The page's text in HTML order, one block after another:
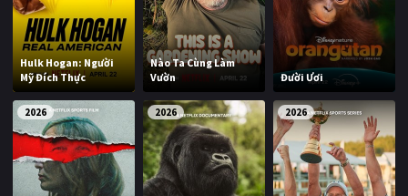
Hulk Hogan: Người
Mỹ Đích Thực
Nào Ta Cùng Làm
Vườn
Đười Ươi
2026 2026 2026